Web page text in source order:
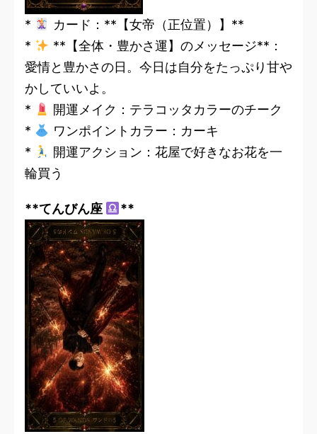
*
カード：**【女帝（正位置）】**
*
**【全体・豊かさ運】のメッセージ**：
愛情と豊かさの日。今日は自分をたっぷり甘や
かしていいよ。
*
開運メイク：テラコッタカラーのチーク
*
ワンポイントカラー：カーキ
*
開運アクション：花屋で好きなお花を一
輪買う
**てんびん座 **